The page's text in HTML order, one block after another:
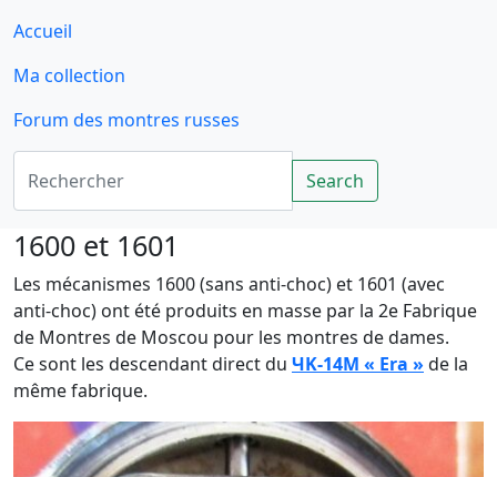
Accueil
Ma collection
Forum des montres russes
Rechercher
Search
1600 et 1601
Les mécanismes 1600 (sans anti-choc) et 1601 (avec
anti-choc) ont été produits en masse par la 2e Fabrique
de Montres de Moscou pour les montres de dames.
Ce sont les descendant direct du ЧK-14M « Era » de la
même fabrique.